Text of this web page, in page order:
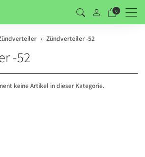
0
Zündverteiler -52
-52
keine Artikel in dieser Kategorie.